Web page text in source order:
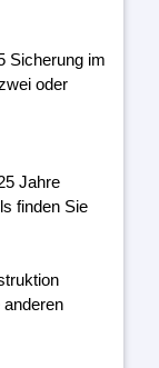
Sicherung im
oder
Jahre
finden Sie
anderen